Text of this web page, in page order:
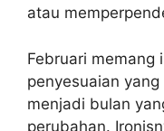
atau
Februari memang
penyesuaian
menjadi bulan
perubahan.